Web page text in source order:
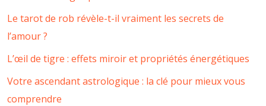
Le tarot de rob révèle-t-il vraiment les secrets de
l’amour ?
L’œil de tigre : effets miroir et propriétés énergétiques
Votre ascendant astrologique : la clé pour mieux vous
comprendre